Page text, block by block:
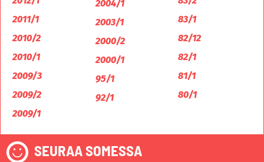
2011/1
2010/2
2010/1
2009/3
2009/2
2009/1
2004/1
2003/1
2000/2
2000/1
95/1
92/1
83/1
82/12
82/1
81/1
80/1
SEURAA SOMESSA